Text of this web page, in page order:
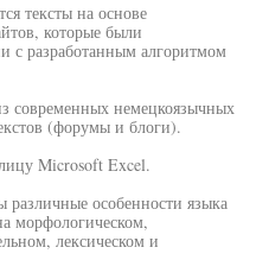
тексты на основе
которые были
с разработанным алгоритмом
современных немецкоязычных
(форумы и блоги).
Microsoft Excel.
особенности языка
морфологическом,
лексическом и